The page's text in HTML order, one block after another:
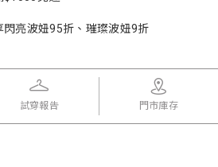
閃亮波妞95折、璀璨波妞9折
試穿報告 門市庫存